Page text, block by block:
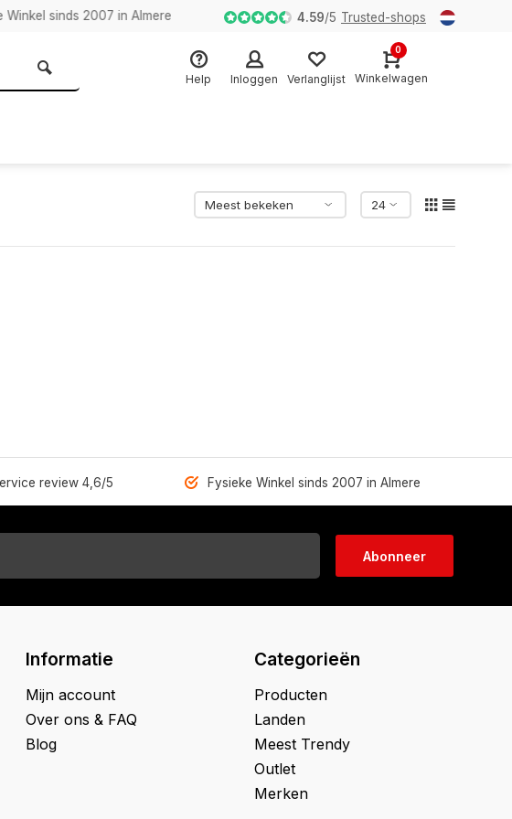
sinds 2007 in Almere 4.59/5 Trusted-shops
Help Inloggen Verlanglijst
0
Winkelwagen
review 4,6/5 Fysieke Winkel sinds 2007 in Almere
Abonneer
Informatie
Mijn account
Over ons & FAQ
Blog
Categorieën
Producten
Landen
Meest Trendy
Outlet
Merken